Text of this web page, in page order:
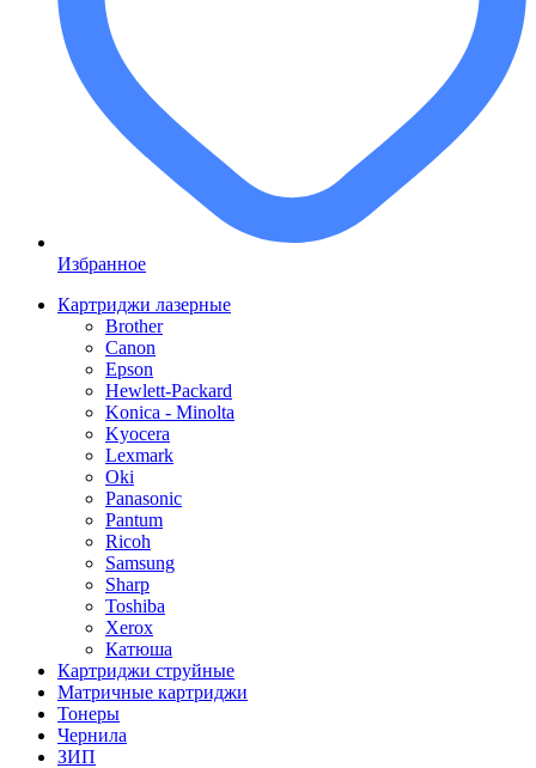
Избранное
Картриджи лазерные
Brother
Canon
Epson
Hewlett-Packard
Konica - Minolta
Kyocera
Lexmark
Oki
Panasonic
Pantum
Ricoh
Samsung
Sharp
Toshiba
Xerox
Катюша
Картриджи струйные
Матричные картриджи
Тонеры
Чернила
ЗИП